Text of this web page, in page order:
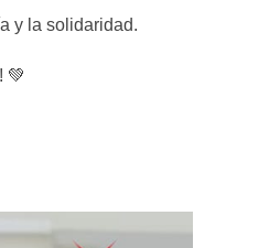
y la solidaridad.
💚